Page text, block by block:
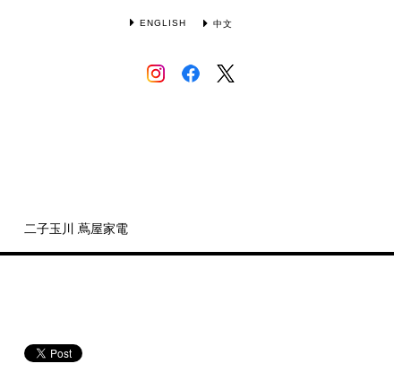
ENGLISH 中文
二子玉川 蔦屋家電